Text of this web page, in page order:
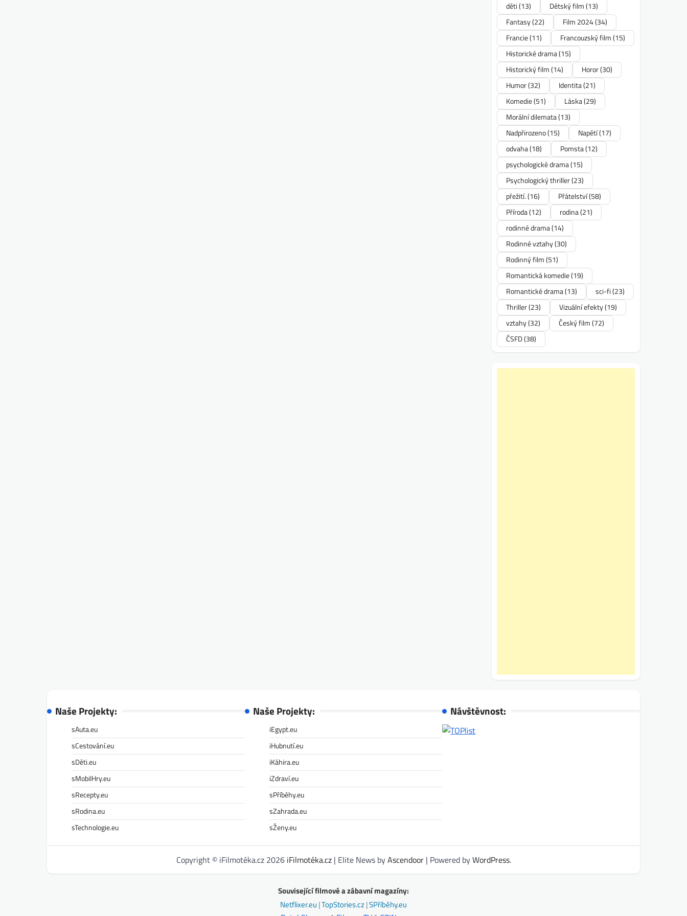
děti(13) Dětský film(13)
Fantasy(22) Film 2024(34)
Francie(11) Francouzský film(15)
Historické drama(15)
Historický film(14) Horor(30)
Humor(32) Identita(21)
Komedie(51) Láska(29)
Morální dilemata(13)
Nadpřirozeno(15) Napětí(17)
odvaha(18) Pomsta(12)
psychologické drama(15)
Psychologický thriller(23)
přežití.(16) Přátelství(58)
Příroda(12) rodina(21)
rodinné drama(14)
Rodinné vztahy(30)
Rodinný film(51)
Romantická komedie(19)
Romantické drama(13) sci-fi(23)
Thriller(23) Vizuální efekty(19)
vztahy(32) Český film(72)
ČSFD(38)
Naše Projekty:
sAuta.eu
sCestování.eu
sDěti.eu
sMobilHry.eu
sRecepty.eu
sRodina.eu
sTechnologie.eu
Naše Projekty:
iEgypt.eu
iHubnutí.eu
iKáhira.eu
iZdraví.eu
sPříběhy.eu
sZahrada.eu
sŽeny.eu
Návštěvnost:
Copyright © iFilmotéka.cz 2026 iFilmotéka.cz| Elite News byAscendoor| Powered byWordPress.
Související filmové a zábavní magazíny:
Netflixer.eu |TopStories.cz|SPříběhy.eu